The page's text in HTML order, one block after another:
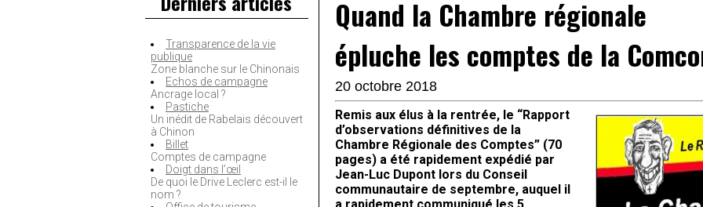
Transparence de la vie
publique
Zone blanche sur le Chinonais
Echos de campagne
Ancrage local ?
Pastiche
Un inédit de Rabelais découvert
à Chinon
Billet
Comptes de campagne
Doigt dans l’œil
De quoi le Drive Leclerc est-il le
nom ?
Quand la Chambre régionale
épluche les comptes de la
20 octobre 2018
Remis aux élus à la rentrée, le “Rapport
d’observations définitives de la
Chambre Régionale des Comptes” (70
pages) a été rapidement expédié par
Jean-Luc Dupont lors du Conseil
communautaire de septembre, auquel il